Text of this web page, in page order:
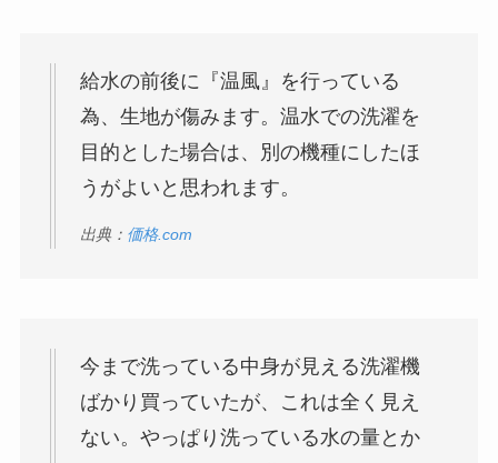
給水の前後に『温風』を行っている
為、生地が傷みます。温水での洗濯を
目的とした場合は、別の機種にしたほ
うがよいと思われます。
出典： 価格.com
今まで洗っている中身が見える洗濯機
ばかり買っていたが、これは全く見え
ない。やっぱり洗っている水の量とか